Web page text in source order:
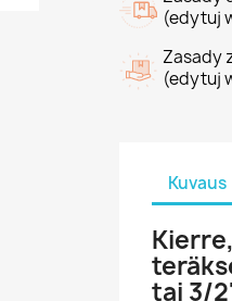
(edytuj
Zasady
(edytuj
Kuvaus
tai 3/